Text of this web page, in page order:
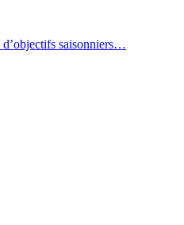
saisonniers…